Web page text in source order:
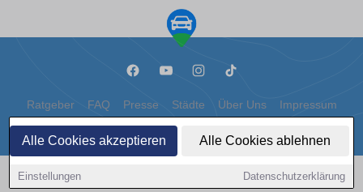
Alle Cookies akzeptieren Alle Cookies ablehnen
Einstellungen Datenschutzerklärung
Ratgeber FAQ Presse Städte Über Uns Impressum
Datenschutz Cookies
Copyright © 2000 - 2026 | 1A Infosysteme GmbH | Content by: 1a-sites-autos